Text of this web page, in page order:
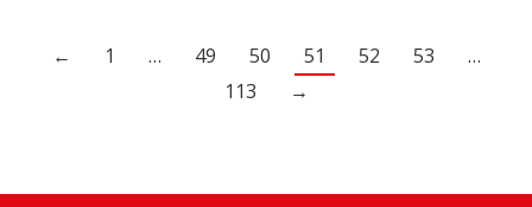
← 1 … 49 50 51 52 53
…
113
→